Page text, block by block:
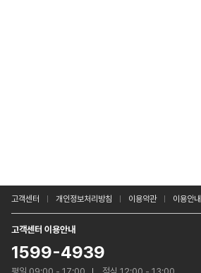
고객센터 개인정보처리방침 이용약관 이용안내
고객센터 이용안내
1599-4939